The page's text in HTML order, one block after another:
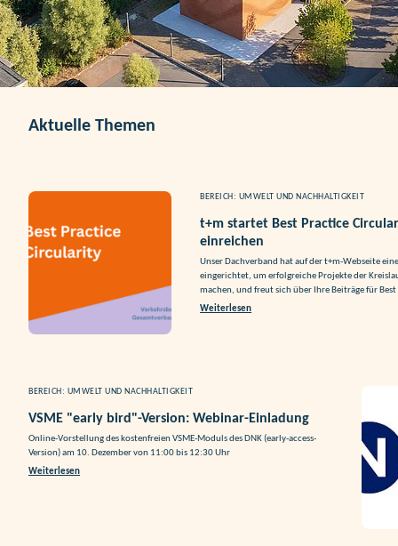
Aktuelle Themen
BEREICH: UMWELT UND NACHHALTIGKEIT
t+m startet Best Practice
einreichen
Unser Dachverband hat auf der t+m-Webseite
eingerichtet, um erfolgreiche Projekte der
machen, und freut sich über Ihre Beiträge für
Weiterlesen
BEREICH: UMWELT UND NACHHALTIGKEIT
VSME "early bird"-Version: Webinar-Einladung
Online-Vorstellung des kostenfreien VSME-Moduls des DNK (early-access-
Version) am 10. Dezember von 11:00 bis 12:30 Uhr
Weiterlesen